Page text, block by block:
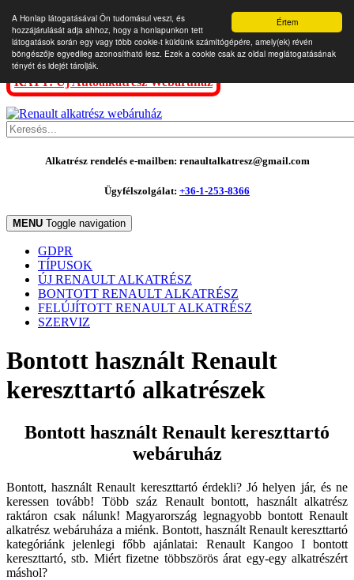
Értem
A Honlap látogatásával Ön tudomásul veszi, és
hozzájárulását adja ahhoz, hogy a honlapunkon tett
látogatások során egy vagy több cookie-t küldünk számítógépére, amely(ek) révén
böngészője egyedileg azonosítható lesz. Ezek a cookie csak az oldal meglátogatásának
tényét és idejét tárolják.
KATT: Új Autóalkatrész Webáruház
Alkatrész rendelés e-mailben: renaultalkatresz@gmail.com
Ügyfélszolgálat: +36-1-253-8366
MENU Toggle navigation
GDPR
TÍPUSOK
ÚJ RENAULT ALKATRÉSZ
BONTOTT RENAULT ALKATRÉSZ
FELÚJÍTOTT RENAULT ALKATRÉSZ
SZERVIZ
Bontott használt Renault
kereszttartó alkatrészek
Bontott használt Renault kereszttartó
webáruház
Bontott, használt Renault kereszttartó érdekli? Jó helyen jár, és ne
keressen tovább! Több száz Renault bontott, használt alkatrész
raktáron csak nálunk! Magyarország legnagyobb bontott Renault
alkatrész webáruháza a miénk. Bontott, használt Renault kereszttartó
kategóriánk jelenlegi főbb ajánlatai: Renault Kangoo I bontott
kereszttartó, stb. Miért fizetne többszörös árat egy-egy alkatrészért
máshol?